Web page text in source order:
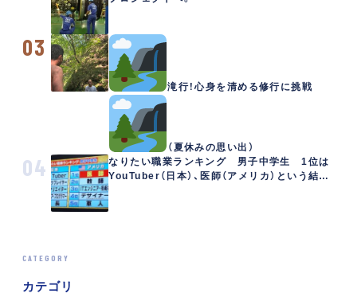
03
滝行！心身を清める修行に挑戦
（夏休みの思い出）
04
なりたい職業ランキング 男子中学生 1位は
YouTuber（日本）、医師（アメリカ）という結
CATEGORY
カテゴリ